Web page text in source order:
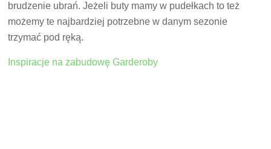
brudzenie ubrań. Jeżeli buty mamy w pudełkach to też
możemy te najbardziej potrzebne w danym sezonie
trzymać pod ręką.
Inspiracje na zabudowę Garderoby